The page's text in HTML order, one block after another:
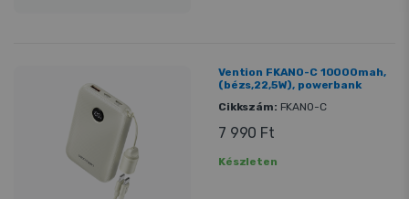
Vention FKAN0-C 10000mah,
(bézs,22,5W), powerbank
Cikkszám: FKAN0-C
7 990 Ft
Készleten